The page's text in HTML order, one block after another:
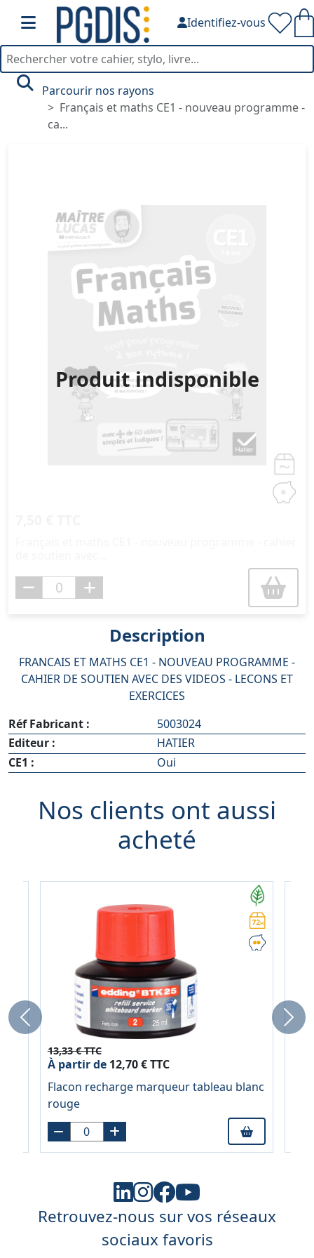
Identifiez-vous
Parcourir nos rayons
Français et maths CE1 - nouveau programme -
ca...
Produit indisponible
Description
FRANCAIS ET MATHS CE1 - NOUVEAU PROGRAMME -
CAHIER DE SOUTIEN AVEC DES VIDEOS - LECONS ET
EXERCICES
Réf Fabricant :
5003024
Editeur :
HATIER
CE1 :
Oui
Nos clients ont aussi
acheté
13,33 € TTC
À partir de12,70 € TTC
Flacon recharge marqueur tableau blanc
rouge
Previous Next
Retrouvez-nous sur vos réseaux
sociaux favoris